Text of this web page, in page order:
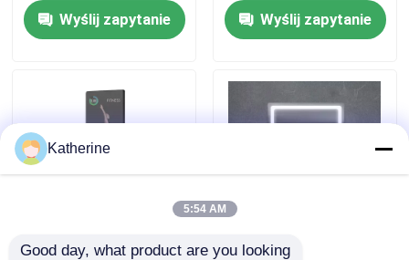
Kontrola jakości
Aktualności
Shopping Online
Wyślij zapytanie
Wyślij zapytanie
Inteligentne lustro z 10-punktowe
Katherine
5:54 AM
Good day, what product are you looking